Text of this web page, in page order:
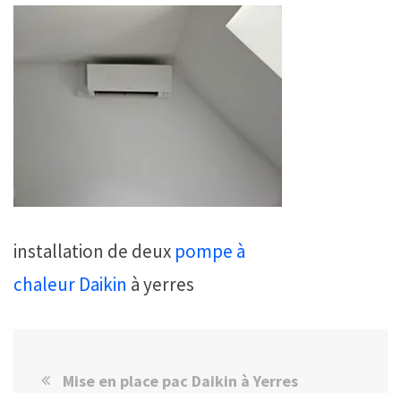
installation de deux pompe à
chaleur Daikin à yerres
Mise en place pac Daikin à Yerres